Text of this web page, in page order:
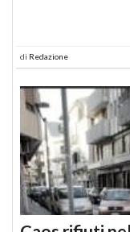
di Redazione